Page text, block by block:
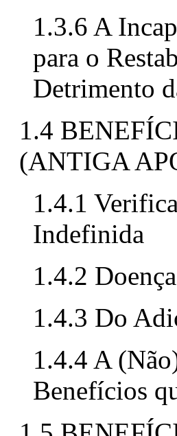
1.3.6 A
para o
Detrimento
1.4
(ANTIGA
1.4.1
Indefinida
1.4.2
1.4.3 Do
1.4.4 A
Benefícios